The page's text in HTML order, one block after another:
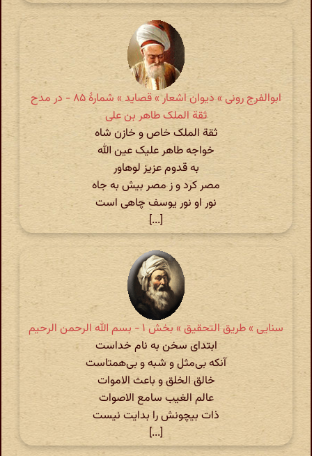
ابوالفرج رونی » دیوان اشعار » قصاید » شمارهٔ ۸۵ - در مدح
ثقة الملک طاهر بن علی
ثقة الملک خاص و خازن شاه
خواجه طاهر علیک عین الله
به قدوم عزیز لوهاور
مصر کرد و ز مصر بیش به جاه
نور او نور یوسف چاهی است
[...]
سنایی » طریق التحقیق » بخش ۱ - بسم الله الرحمن الرحیم
ابتدای سخن به نام خداست
آنکه بی‌مثل و شبه و بی‌همتاست
خالق الخلق و باعث الاموات
عالم الغیب سامع الاصوات
ذات بیچونش را بدایت نیست
[...]